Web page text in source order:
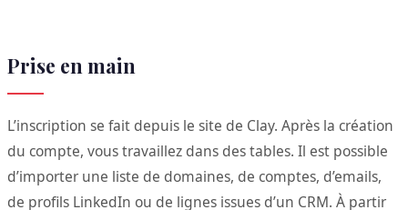
Prise en main
L’inscription se fait depuis le site de Clay. Après la création
du compte, vous travaillez dans des tables. Il est possible
d’importer une liste de domaines, de comptes, d’emails,
de profils LinkedIn ou de lignes issues d’un CRM. À partir